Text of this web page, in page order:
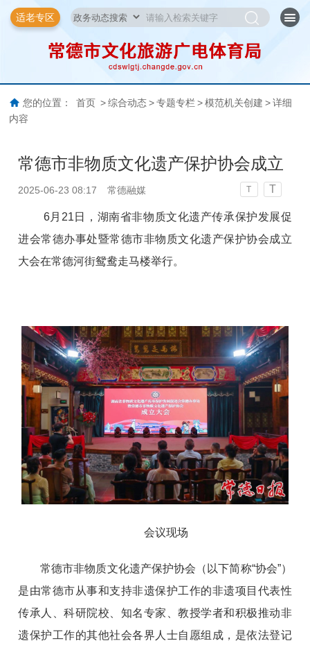
适老专区
您的位置： 首页 > 综合动态 > 专题专栏 > 模范机关创建 > 详细
内容
常德市非物质文化遗产保护协会成立
2025-06-23 08:17 常德融媒 T T
6月21日，湖南省非物质文化遗产传承保护发展促
进会常德办事处暨常德市非物质文化遗产保护协会成立
大会在常德河街鸳鸯走马楼举行。
会议现场
常德市非物质文化遗产保护协会（以下简称“协会”）
是由常德市从事和支持非遗保护工作的非遗项目代表性
传承人、科研院校、知名专家、教授学者和积极推动非
遗保护工作的其他社会各界人士自愿组成，是依法登记